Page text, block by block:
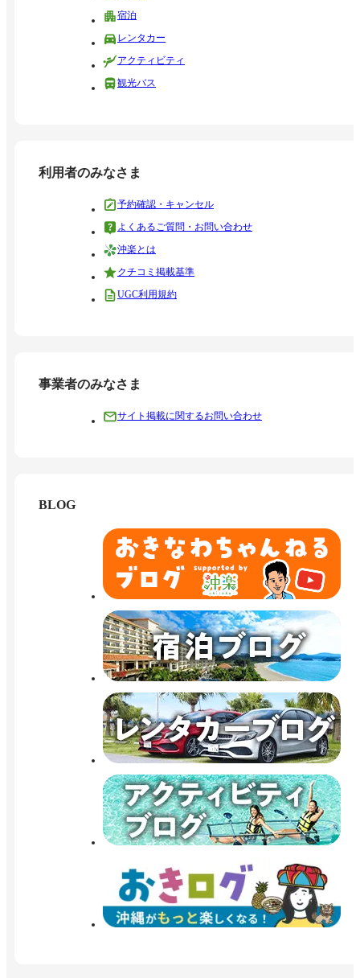
宿泊
レンタカー
アクティビティ
観光バス
利用者のみなさま
予約確認・キャンセル
よくあるご質問・お問い合わせ
沖楽とは
クチコミ掲載基準
UGC利用規約
事業者のみなさま
サイト掲載に関するお問い合わせ
BLOG